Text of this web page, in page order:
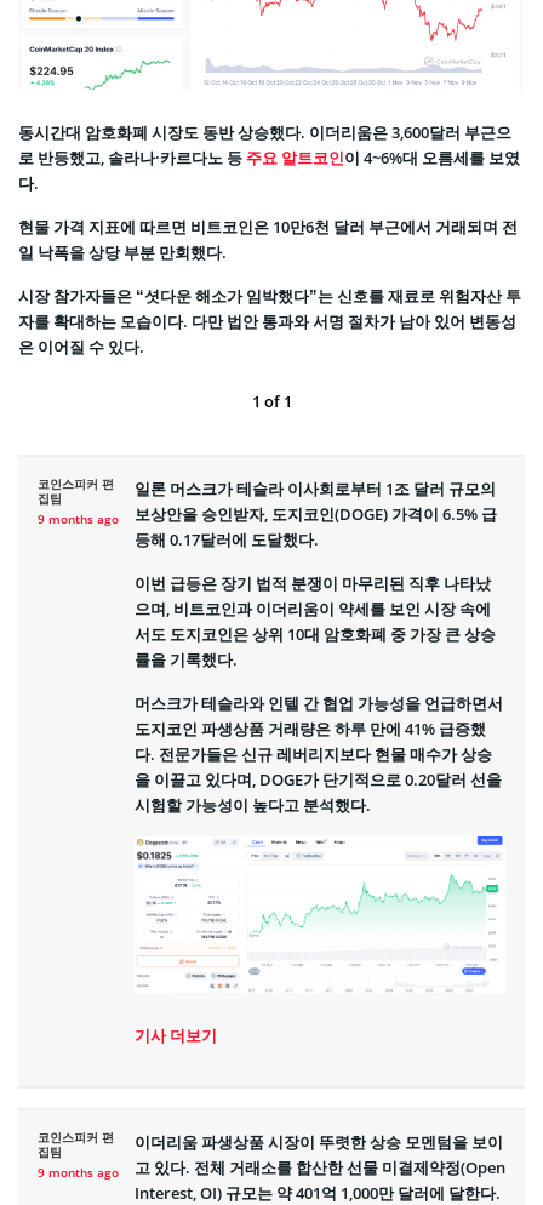
동시간대 암호화폐 시장도 동반 상승했다. 이더리움은 3,600달러 부근으
로 반등했고, 솔라나·카르다노 등 주요 알트코인이 4~6%대 오름세를 보였
다.
현물 가격 지표에 따르면 비트코인은 10만6천 달러 부근에서 거래되며 전
일 낙폭을 상당 부분 만회했다.
시장 참가자들은 “셧다운 해소가 임박했다”는 신호를 재료로 위험자산 투
자를 확대하는 모습이다. 다만 법안 통과와 서명 절차가 남아 있어 변동성
은 이어질 수 있다.
1 of1
코인스피커 편
집팀
9 months ago
일론 머스크가 테슬라 이사회로부터 1조 달러 규모의
보상안을 승인받자, 도지코인(DOGE) 가격이 6.5% 급
등해 0.17달러에 도달했다.
이번 급등은 장기 법적 분쟁이 마무리된 직후 나타났
으며, 비트코인과 이더리움이 약세를 보인 시장 속에
서도 도지코인은 상위 10대 암호화폐 중 가장 큰 상승
률을 기록했다.
머스크가 테슬라와 인텔 간 협업 가능성을 언급하면서
도지코인 파생상품 거래량은 하루 만에 41% 급증했
다. 전문가들은 신규 레버리지보다 현물 매수가 상승
을 이끌고 있다며, DOGE가 단기적으로 0.20달러 선을
시험할 가능성이 높다고 분석했다.
기사 더보기
코인스피커 편
집팀
9 months ago
이더리움 파생상품 시장이 뚜렷한 상승 모멘텀을 보이
고 있다. 전체 거래소를 합산한 선물 미결제약정(Open
Interest, OI) 규모는 약 401억 1,000만 달러에 달한다.